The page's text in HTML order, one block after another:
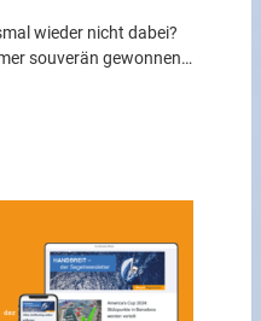
wieder nicht dabei?
souverän gewonnen…